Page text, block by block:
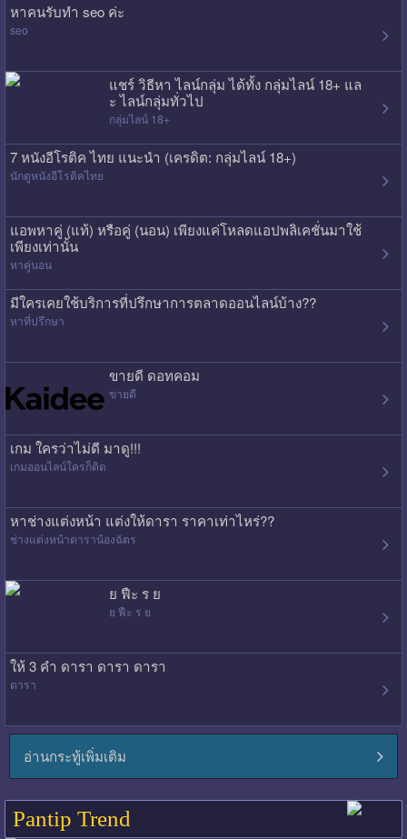
หาคนรับทำ seo ค่ะ
seo
แชร์ วิธีหา ไลน์กลุ่ม ได้ทั้ง กลุ่มไลน์ 18+ แล
ะ ไลน์กลุ่มทั่วไป
กลุ่มไลน์ 18+
7 หนังอีโรติค ไทย แนะนำ (เครดิต: กลุ่มไลน์ 18+)
นักดูหนังอีโรติคไทย
แอพหาคู่ (แท้) หรือคู่ (นอน) เพียงแค่โหลดแอปพลิเคชั่นมาใช้
เพียงเท่านั้น
หาคู่นอน
มีใครเคยใช้บริการที่ปรึกษาการตลาดออนไลน์บ้าง??
หาที่ปรึกษา
ขายดี ดอทคอม
ขายดี
เกม ใครว่าไม่ดี มาดู!!!
เกมออนไลน์ใครก็ติด
หาช่างแต่งหน้า แต่งให้ดารา ราคาเท่าไหร่??
ช่างแต่งหน้าดาราน้องฉัตร
ย ฟืะ ร ย
ย ฟืะ ร ย
ให้ 3 คำ ดารา ดารา ดารา
ดารา
อ่านกระทู้เพิ่มเติม
Pantip Trend